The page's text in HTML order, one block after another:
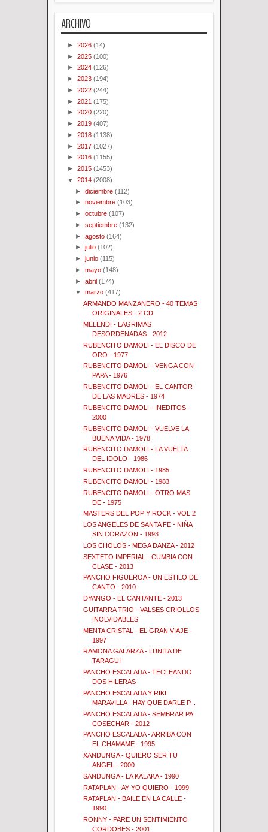
ARCHIVO
► 2026 (14)
► 2025 (100)
► 2024 (126)
► 2023 (194)
► 2022 (244)
► 2021 (175)
► 2020 (220)
► 2019 (407)
► 2018 (1138)
► 2017 (1027)
► 2016 (1155)
► 2015 (1453)
▼ 2014 (2008)
►diciembre (112)
►noviembre (103)
►octubre (107)
►septiembre (132)
►agosto (164)
►julio (102)
►junio (115)
►mayo (148)
►abril (174)
▼marzo (417)
ARMANDO MANZANERO - 40 TEMAS
ORIGINALES - 2 CD
MELENDI - LAGRIMAS
DESORDENADAS - 2012
RUBENCITO DAMOLI - EL DISCO DE
ORO - 1977
RUBENCITO DAMOLI - VENGA CON
PAPA - 1976
RUBENCITO DAMOLI - EL CANTOR
DE LAS MADRES - 1974
RUBENCITO DAMOLI - INEDITOS -
2000
RUBENCITO DAMOLI - VUELVE LA
BUENA VIDA - 1978
RUBENCITO DAMOLI - LA VUELTA
DEL IDOLO - 1986
RUBENCITO DAMOLI - 1985
RUBENCITO DAMOLI - 1983
RUBENCITO DAMOLI - OTRO MAS
DE - 1975
MASTERS DEL POP Y ROCK - VOL 2
LOS ANGELES DE SANTA FE - NIÑA
SIN CORAZON - 1993
LOS CHOLOS - MEGA DANZA - 2012
SEXTETO IMPERIAL - CUMBIA CON
CLASE - 2013
PANCHO FIGUEROA - UN ESTILO DE
CANTO - 2010
DYANGO - EL CANTANTE - 2013
GUITARRA TRIO - VALSES CRIOLLOS
INOLVIDABLES
MENTA CRISTAL - EL GRAN VIAJE -
1997
RAMONA GALARZA - LUNITA DE
TARAGUI
PANCHO ESCALADA - TECLEANDO
DOS HILERAS
PANCHO ESCALADA Y RIKI
MARAVILLA - HAY QUE DARLE P...
PANCHO ESCALADA - SEMBRAR PA
COSECHAR - 2012
PANCHO ESCALADA - ARRIBA CON
EL CHAMAME - 1995
XANDUNGA - QUIERO SER TU
ANGEL - 2000
SANDUNGA - LA KALAKA - 1990
RATAPLAN - AY YO QUIERO - 1999
RATAPLAN - BAILE EN LA CALLE -
1990
RONNY - PARE UN SENTIMIENTO
CORDOBES - 2001